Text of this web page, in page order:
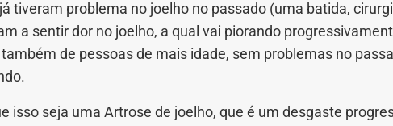
tiveram problema no joelho no passado (uma batida,
a sentir dor no joelho, a qual vai piorando
de pessoas de mais idade, sem problemas no
isso seja uma Artrose de joelho, que é um desgaste